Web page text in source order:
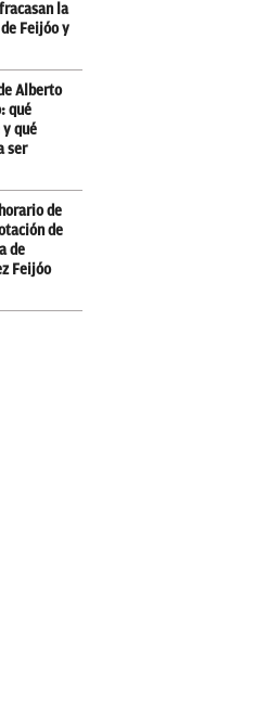
la
Feijóo y
Alberto
qué
qué
ser
de
de
de
Feijóo